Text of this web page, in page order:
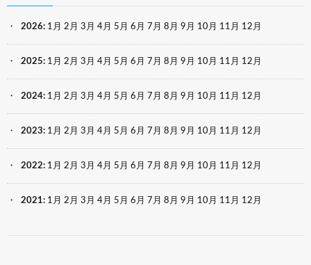
2026: 1月 2月 3月 4月 5月 6月 7月 8月 9月 10月 11月 12月
2025: 1月 2月 3月 4月 5月 6月 7月 8月 9月 10月 11月 12月
2024: 1月 2月 3月 4月 5月 6月 7月 8月 9月 10月 11月 12月
2023: 1月 2月 3月 4月 5月 6月 7月 8月 9月 10月 11月 12月
2022: 1月 2月 3月 4月 5月 6月 7月 8月 9月 10月 11月 12月
2021: 1月 2月 3月 4月 5月 6月 7月 8月 9月 10月 11月 12月